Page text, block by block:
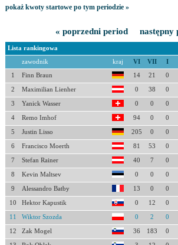
pokaż kwoty startowe po tym periodzie »
« poprzedni period następny
Lista rankingowa
zawodnik kraj VI VII I
1 Finn Braun 14 21 0
2 Maximilian Lienher 0 38 0
3 Yanick Wasser 0 0 0
4 Remo Imhof 94 0 0
5 Justin Lisso 205 0 0
6 Francisco Moerth 81 53 0
7 Stefan Rainer 40 7 0
8 Kevin Maltsev 0 0 0
9 Alessandro Batby 13 0 0
10 Hektor Kapustik 0 12 0
11 Wiktor Szozda 0 2 0
12 Zak Mogel 36 183 0